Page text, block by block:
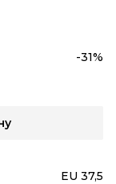
-31%
EU 37,5